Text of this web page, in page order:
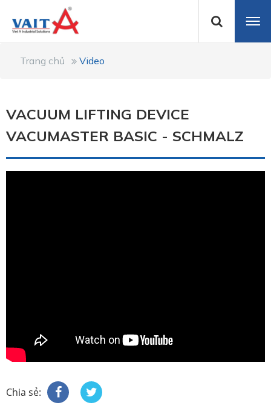
Trang chủ Video
VACUUM LIFTING DEVICE
VACUMASTER BASIC - SCHMALZ
Chia sẻ: